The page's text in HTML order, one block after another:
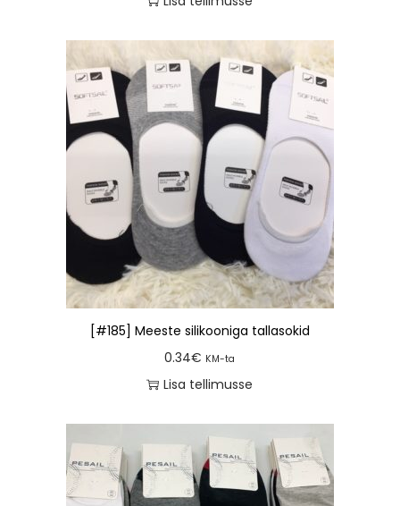
[#185] Meeste silikooniga tallasokid
0.34€ KM-ta
Lisa tellimusse